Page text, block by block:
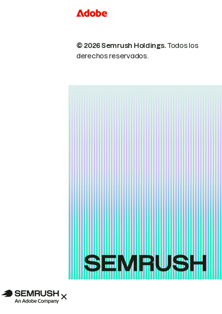
© 2026 Semrush Holdings.Todos los
derechos reservados.